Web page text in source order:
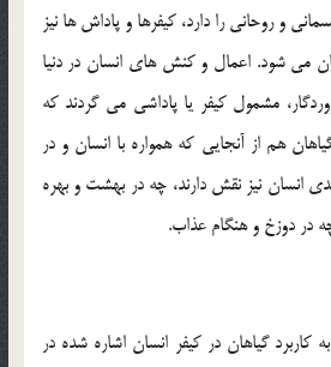
و روحانی را دارد، کیفرها و پاداش ها نیز
می شود. اعمال و کنش های انسان در دنیا
مشمول کیفر یا پاداشی می گردند که
هم از آنجایی که همواره با انسان و در
انسان نیز نقش دارند، چه در بهشت و بهره
در دوزخ و هنگام عذاب.
گیاهان در کیفر انسان اشاره شده در